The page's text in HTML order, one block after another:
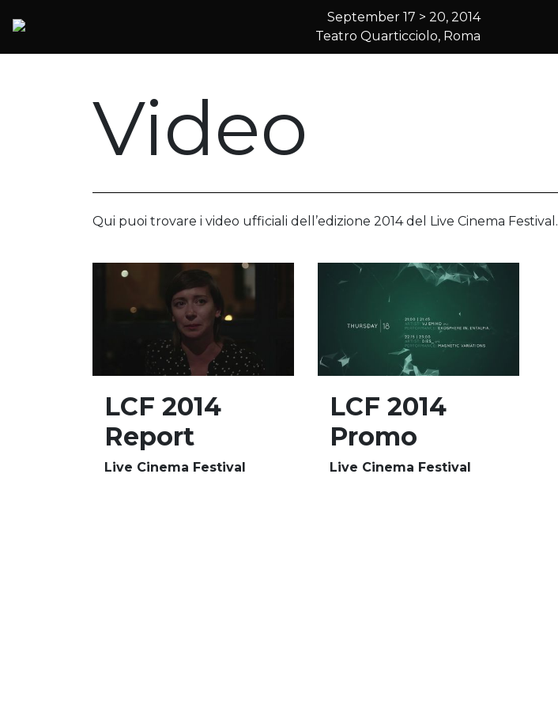
2014 Rome
September 17 > 20, 2014
Teatro Quarticciolo, Roma
Video
Qui puoi trovare i video ufficiali dell’edizione 2014 del Live Cinema Festival.
LCF 2014
Report
Live Cinema Festival
LCF 2014
Promo
Live Cinema Festival